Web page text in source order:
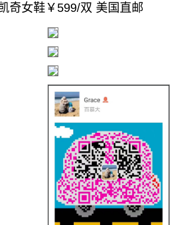
奇女鞋￥599/双 美国直邮